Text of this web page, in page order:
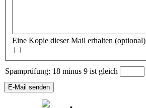
Eine Kopie dieser Mail erhalten (optional)
Spamprüfung: 18 minus 9 ist gleich
E-Mail senden